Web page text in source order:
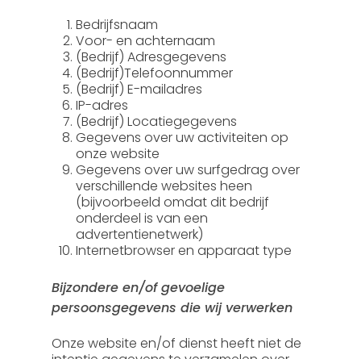
Bedrijfsnaam
Voor- en achternaam
(Bedrijf) Adresgegevens
(Bedrijf)Telefoonnummer
(Bedrijf) E-mailadres
IP-adres
(Bedrijf) Locatiegegevens
Gegevens over uw activiteiten op
onze website
Gegevens over uw surfgedrag over
verschillende websites heen
(bijvoorbeeld omdat dit bedrijf
onderdeel is van een
advertentienetwerk)
Internetbrowser en apparaat type
Bijzondere en/of gevoelige
persoonsgegevens die wij verwerken
Onze website en/of dienst heeft niet de